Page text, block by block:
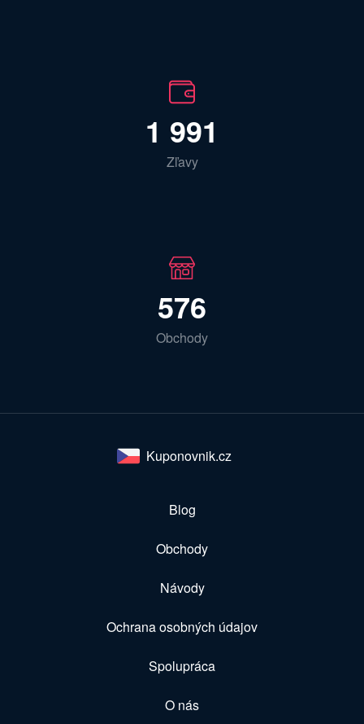
1 991
Zľavy
576
Obchody
Kuponovnik.cz
Blog
Obchody
Návody
Ochrana osobných údajov
Spolupráca
O nás